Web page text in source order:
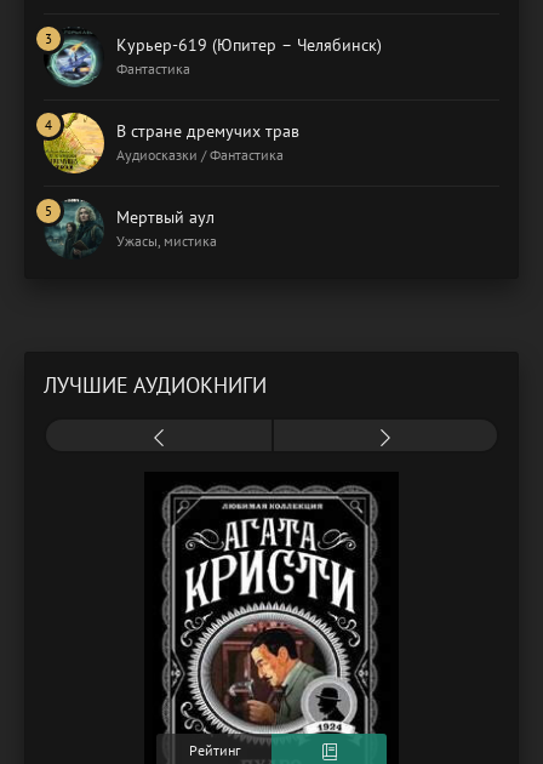
Курьер-619 (Юпитер – Челябинск)
Фантастика
В стране дремучих трав
Аудиосказки / Фантастика
Мертвый аул
Ужасы, мистика
ЛУЧШИЕ АУДИОКНИГИ
Рейтинг